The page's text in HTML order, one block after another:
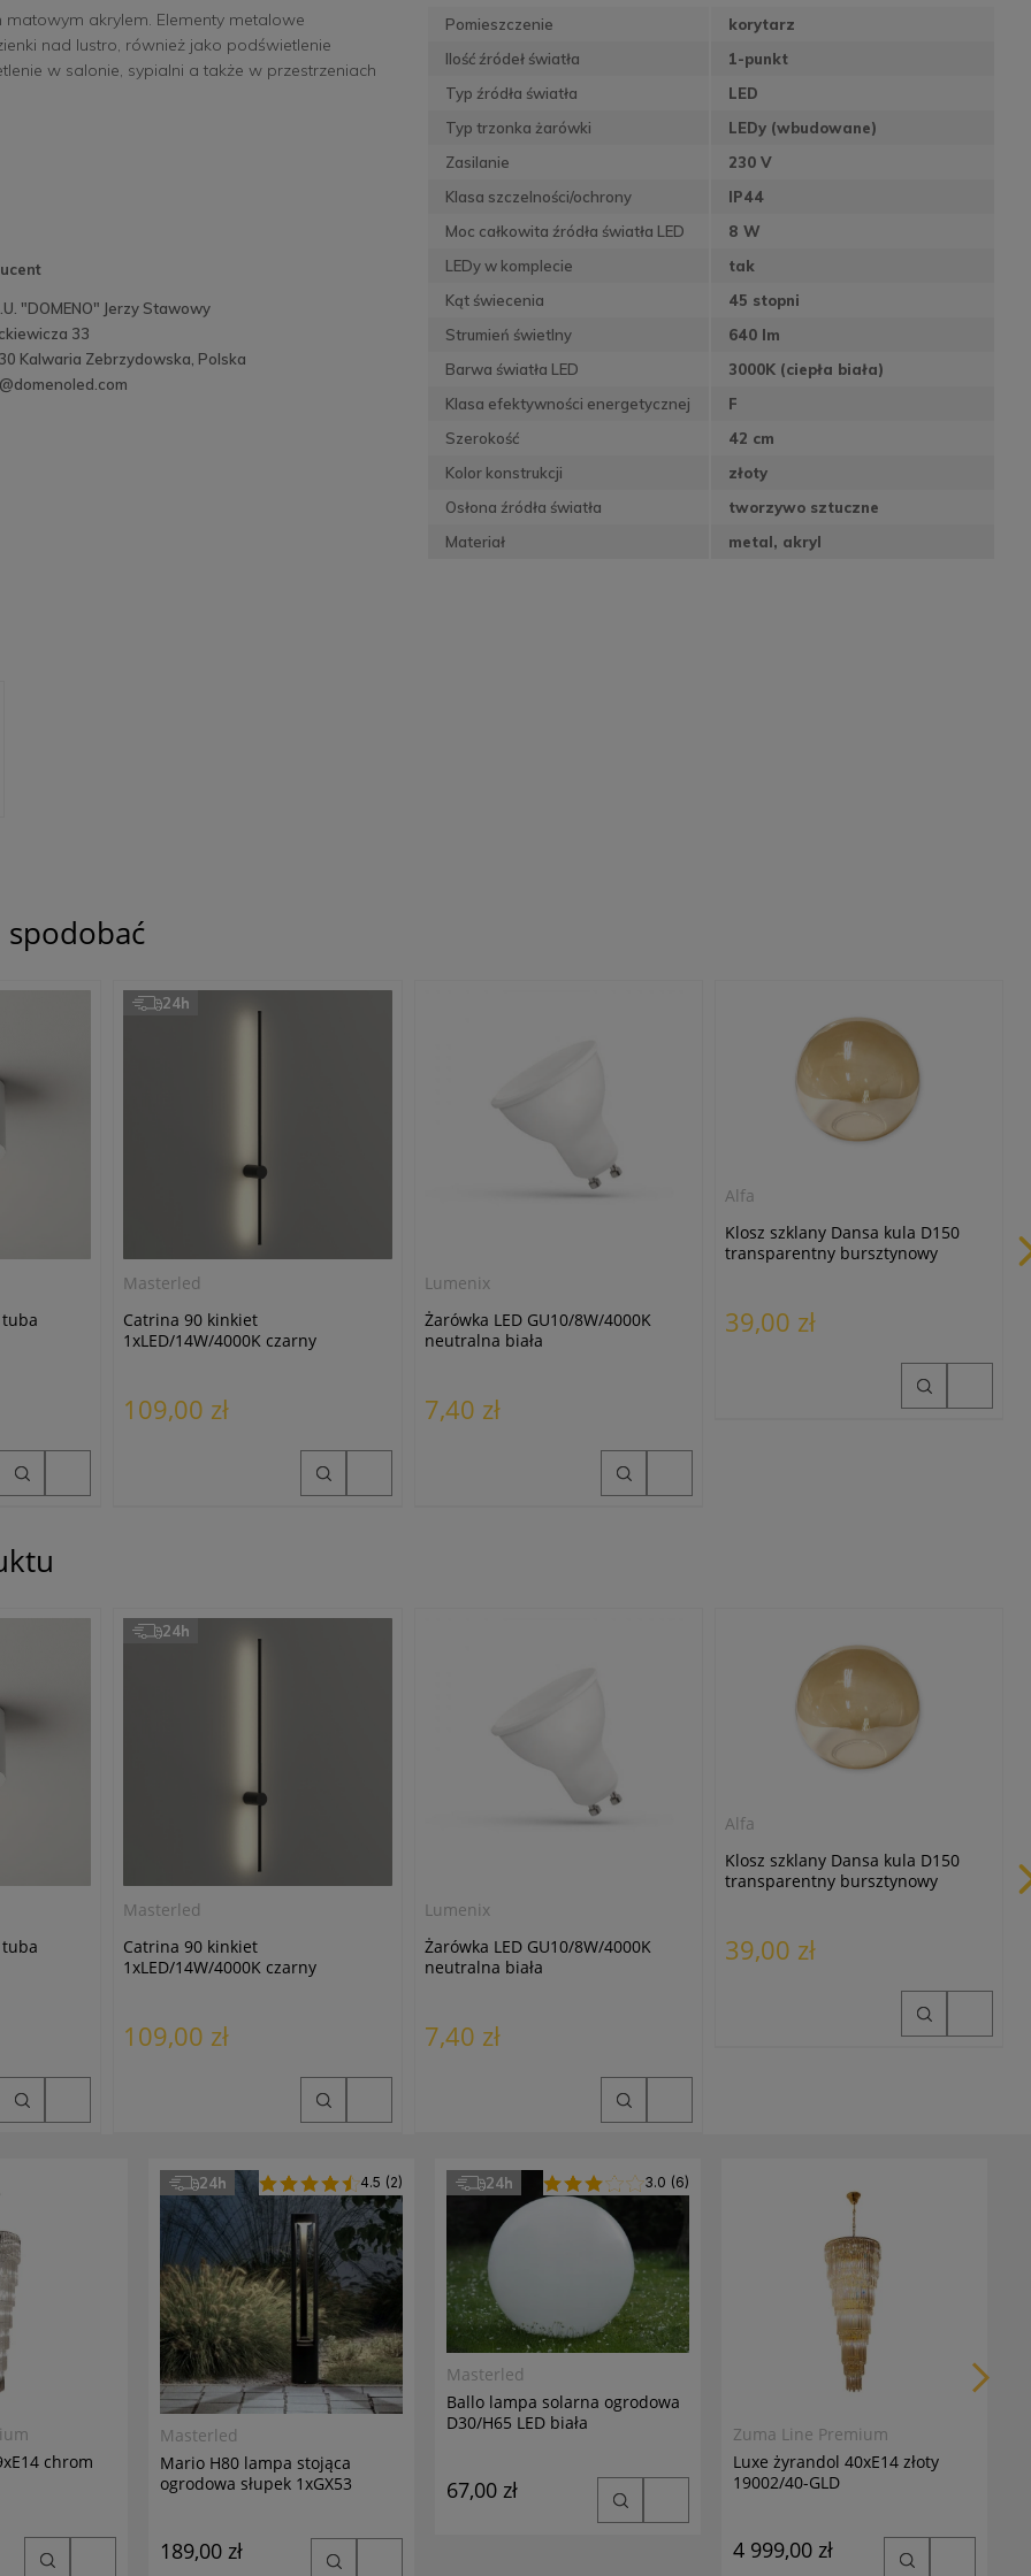
matowym akrylem. Elementy metalowe
nad lustro, również jako podświetlenie
w salonie, sypialni a także w przestrzeniach
"DOMENO" Jerzy Stawowy
33
Kalwaria Zebrzydowska, Polska
Pomieszczenie
korytarz
Ilość źródeł światła
1-punkt
Typ źródła światła
LED
Typ trzonka żarówki
LEDy (wbudowane)
Zasilanie
230 V
Klasa szczelności/ochrony
IP44
Moc całkowita źródła światła LED
8 W
LEDy w komplecie
tak
Kąt świecenia
45 stopni
Strumień świetlny
640 lm
Barwa światła LED
3000K (ciepła biała)
Klasa efektywności energetycznej
F
Szerokość
42 cm
Kolor konstrukcji
złoty
Osłona źródła światła
tworzywo sztuczne
Materiał
metal, akryl
Masterled
Catrina 90 kinkiet
1xLED/14W/4000K czarny
109,00 zł
24h
Lumenix
Żarówka LED GU10/8W/4000K
neutralna biała
7,40 zł
Alfa
Klosz szklany Dansa kula D150
transparentny bursztynowy
39,00 zł
Masterled
Catrina 90 kinkiet
1xLED/14W/4000K czarny
109,00 zł
24h
Lumenix
Żarówka LED GU10/8W/4000K
neutralna biała
7,40 zł
Alfa
Klosz szklany Dansa kula D150
transparentny bursztynowy
39,00 zł
chrom
24h
Masterled
Mario H80 lampa stojąca
ogrodowa słupek 1xGX53
4.5 (2)
189,00 zł
24h
Masterled
Ballo lampa solarna ogrodowa
D30/H65 LED biała
3.0 (6)
67,00 zł
Zuma Line Premium
Luxe żyrandol 40xE14 złoty
19002/40-GLD
4 999,00 zł